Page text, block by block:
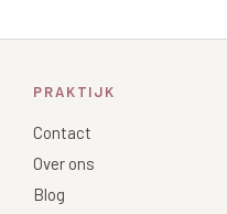
PRAKTIJK
Contact
Over ons
Blog